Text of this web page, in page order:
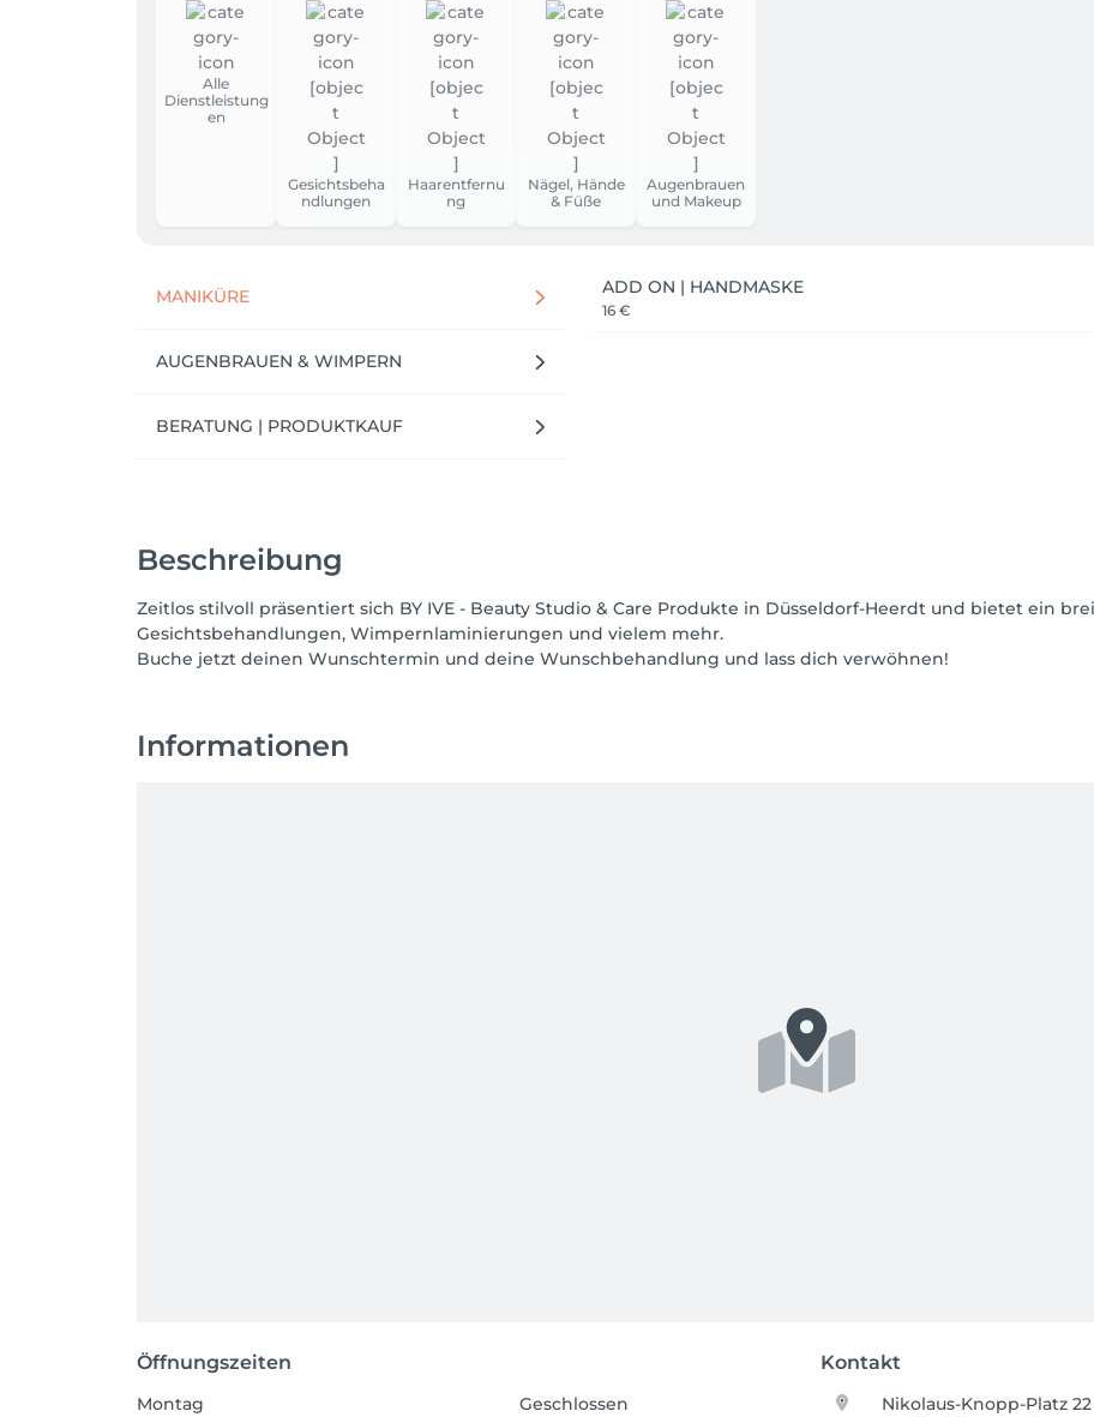
Alle
Dienstleistung
en
Gesichtsbeha
ndlungen
Haarentfernu
ng
Nägel, Hände
& Füße
Augenbrauen
und Makeup
MANIKÜRE
AUGENBRAUEN & WIMPERN
BERATUNG | PRODUKTKAUF
ADD ON | HANDMASKE
16 €
Beschreibung
Zeitlos stilvoll präsentiert sich BY IVE - Beauty Studio & Care Produkte in Düsseldorf-Heerdt und bietet ein
Gesichtsbehandlungen, Wimpernlaminierungen und vielem mehr.
Buche jetzt deinen Wunschtermin und deine Wunschbehandlung und lass dich verwöhnen!
Informationen
Öffnungszeiten Kontakt
Montag
Geschlossen
Nikolaus-Knopp-Platz 22